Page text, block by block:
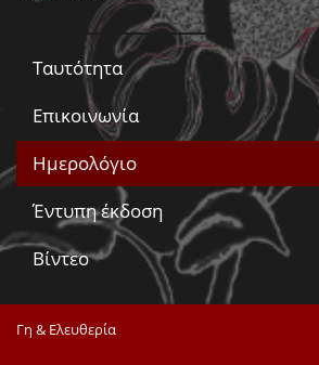
Ταυτότητα
Επικοινωνία
Ημερολόγιο
Έντυπη έκδοση
Βίντεο
Γη & Ελευθερία